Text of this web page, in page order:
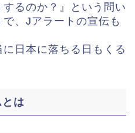
るのか？』という問い
、Jアラートの宣伝も
日本に落ちる日もくる
とは